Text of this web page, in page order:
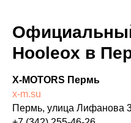
Hooleox в
X-MOTORS Пермь
x-m.su
Пермь, улица Лифанова